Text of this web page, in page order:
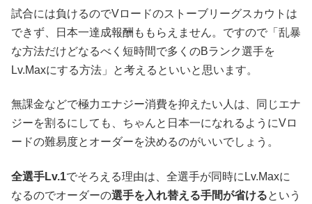
試合には負けるのでVロードのストーブリーグスカウトは
できず、日本一達成報酬ももらえません。ですので「乱暴
な方法だけどなるべく短時間で多くのBランク選手を
Lv.Maxにする方法」と考えるといいと思います。
無課金などで極力エナジー消費を抑えたい人は、同じエナ
ジーを割るにしても、ちゃんと日本一になれるようにVロ
ードの難易度とオーダーを決めるのがいいでしょう。
全選手Lv.1でそろえる理由は、全選手が同時にLv.Maxに
なるのでオーダーの選手を入れ替える手間が省けるという